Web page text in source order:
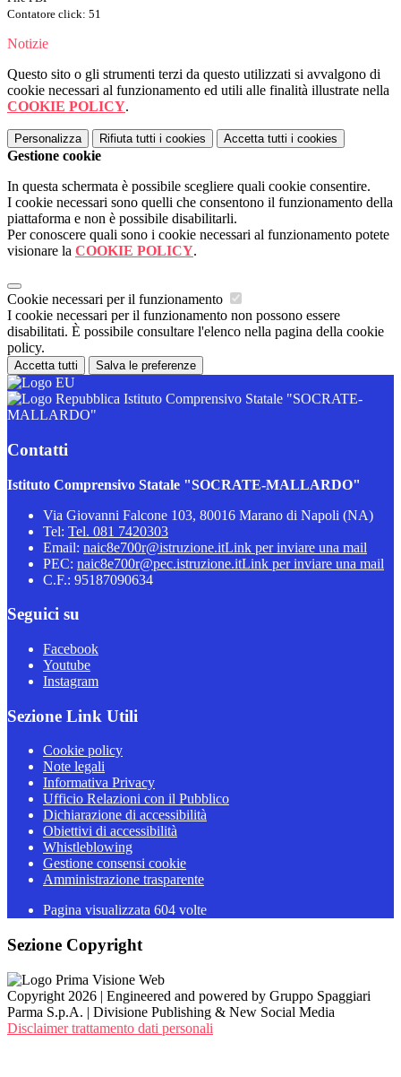
Contatore click: 51
Notizie
Questo sito o gli strumenti terzi da questo utilizzati si avvalgono di
cookie necessari al funzionamento ed utili alle finalità illustrate nella
COOKIE POLICY.
Personalizza Rifiuta tutti i cookies Accetta tutti i cookies
Gestione cookie
In questa schermata è possibile scegliere quali cookie consentire.
I cookie necessari sono quelli che consentono il funzionamento della
piattaforma e non è possibile disabilitarli.
Per conoscere quali sono i cookie necessari al funzionamento potete
visionare la COOKIE POLICY.
Cookie necessari per il funzionamento
I cookie necessari per il funzionamento non possono essere
disabilitati. È possibile consultare l'elenco nella pagina della cookie
policy.
Accetta tutti Salva le preferenze
Istituto Comprensivo Statale "SOCRATE-
MALLARDO"
Contatti
Istituto Comprensivo Statale "SOCRATE-MALLARDO"
Via Giovanni Falcone 103, 80016 Marano di Napoli (NA)
Tel: Tel. 081 7420303
Email: naic8e700r@istruzione.itLink per inviare una mail
PEC: naic8e700r@pec.istruzione.itLink per inviare una mail
C.F.: 95187090634
Seguici su
Facebook
Youtube
Instagram
Sezione Link Utili
Cookie policy
Note legali
Informativa Privacy
Ufficio Relazioni con il Pubblico
Dichiarazione di accessibilità
Obiettivi di accessibilità
Whistleblowing
Gestione consensi cookie
Amministrazione trasparente
Pagina visualizzata 604 volte
Sezione Copyright
Copyright 2026 | Engineered and powered by Gruppo Spaggiari
Parma S.p.A. | Divisione Publishing & New Social Media
Disclaimer trattamento dati personali